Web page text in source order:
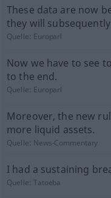
These data are now
they will
Quelle: Europarl
Now we have to see
to the end.
Quelle: Europarl
Moreover, the new
more liquid assets.
Quelle: News-Commentary
I had a sustaining
Quelle:Tatoeba